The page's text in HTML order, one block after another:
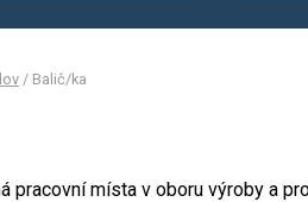
/ Balič/ka
pracovní místa v oboru výroby a